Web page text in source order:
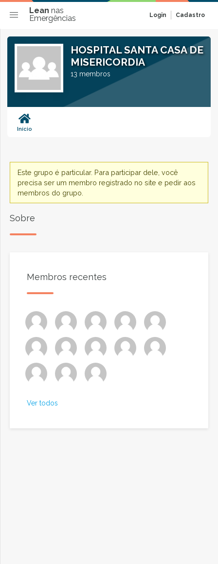
Lean nas
Emergências
Login Cadastro
HOSPITAL SANTA CASA DE
MISERICORDIA
13 membros
Início
Este grupo é particular. Para participar dele, você
precisa ser um membro registrado no site e pedir aos
membros do grupo.
Sobre
Membros recentes
Ver todos